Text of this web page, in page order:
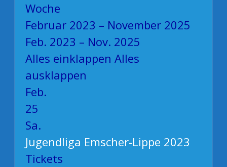
Woche
Februar 2023 – November 2025
Feb. 2023 – Nov. 2025
Alles einklappen Alles
ausklappen
Feb.
25
Sa.
Jugendliga Emscher-Lippe 2023
Tickets